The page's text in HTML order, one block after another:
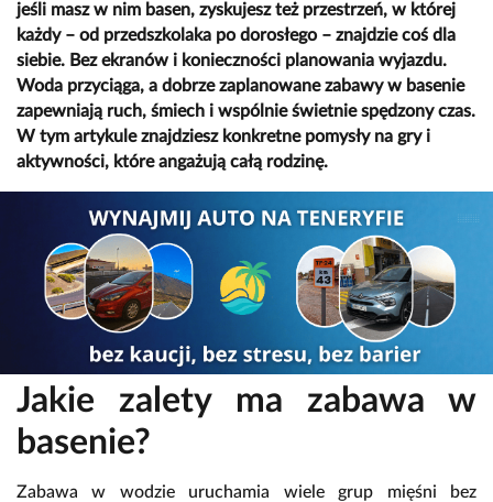
jeśli masz w nim basen, zyskujesz też przestrzeń, w której
każdy – od przedszkolaka po dorosłego – znajdzie coś dla
siebie. Bez ekranów i konieczności planowania wyjazdu.
Woda przyciąga, a dobrze zaplanowane zabawy w basenie
zapewniają ruch, śmiech i wspólnie świetnie spędzony czas.
W tym artykule znajdziesz konkretne pomysły na gry i
aktywności, które angażują całą rodzinę.
Jakie zalety ma zabawa w
basenie?
Zabawa w wodzie uruchamia wiele grup mięśni bez